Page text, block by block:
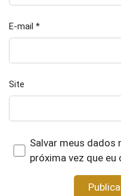
E-mail *
Site
Salvar meus dados
próxima vez que eu